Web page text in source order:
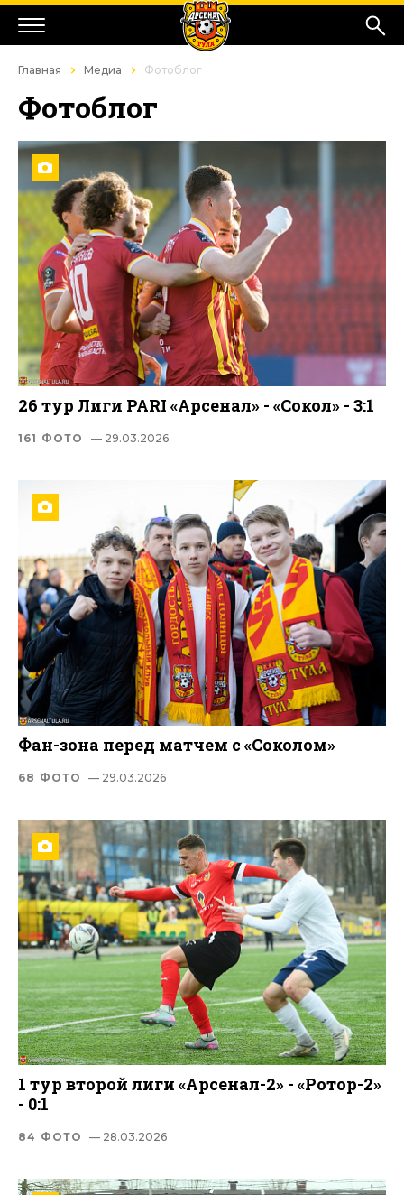
Главная Медиа Фотоблог
Фотоблог
26 тур Лиги PARI «Арсенал» - «Сокол» - 3:1
161 ФОТО — 29.03.2026
Фан-зона перед матчем с «Соколом»
68 ФОТО — 29.03.2026
1 тур второй лиги «Арсенал-2» - «Ротор-2»
- 0:1
84 ФОТО — 28.03.2026